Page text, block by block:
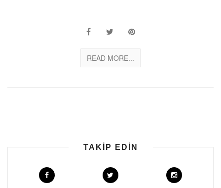
READ MORE...
TAKIP EDIN